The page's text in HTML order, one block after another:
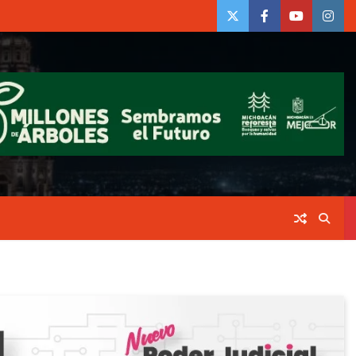
twiter Face Youtubeinsta